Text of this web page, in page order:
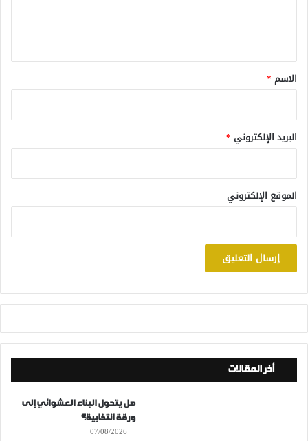
*
الاسم *
البريد الإلكتروني *
الموقع الإلكتروني
أخر المقالات
هل يتحول البناء العشوائي إلى
ورقة انتخابية؟
07/08/2026